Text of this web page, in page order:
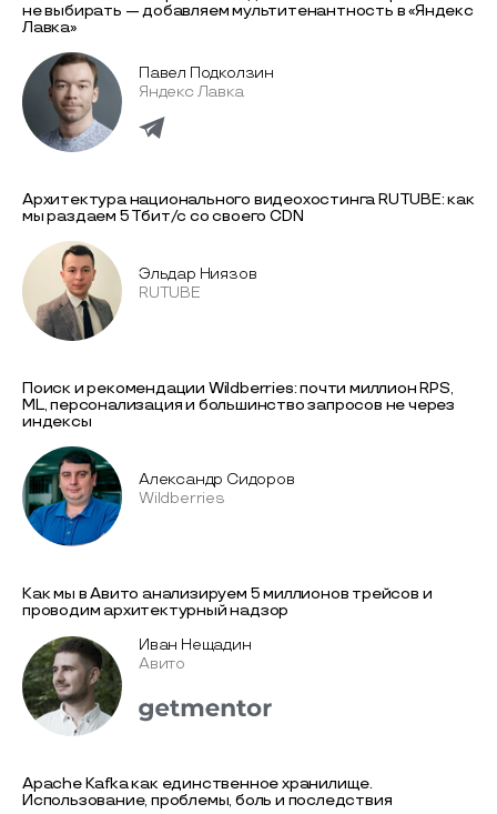
не выбирать — добавляем мультитенантность в «Яндекс
Лавка»
Павел Подколзин
Яндекс Лавка
Архитектура национального видеохостинга RUTUBE: как
мы раздаем 5 Тбит/с со своего CDN
Эльдар Ниязов
RUTUBE
Поиск и рекомендации Wildberries: почти миллион RPS,
ML, персонализация и большинство запросов не через
индексы
Александр Сидоров
Wildberries
Как мы в Авито анализируем 5 миллионов трейсов и
проводим архитектурный надзор
Иван Нещадин
Авито
Apache Kafka как единственное хранилище.
Использование, проблемы, боль и последствия